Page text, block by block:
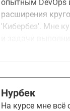
опытным DevOps
расширения
'Кибербез'. Мне
Нурбек
На курсе мне всё